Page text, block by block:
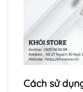
Cách sử